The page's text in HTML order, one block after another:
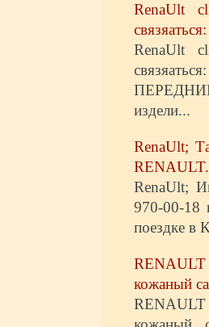
RenaUlt
RenaUlt
ПЕРЕДНИЙ
издели...
RenaUlt;
RENAULT.
RenaUlt;
970-00-18
поездке в
RENAULT
кожаный
RENAULT